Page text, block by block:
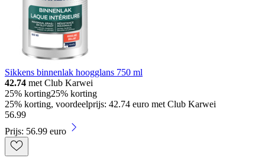
Sikkens binnenlak hoogglans 750 ml
42.74 met Club Karwei
25% korting25% korting
25% korting, voordeelprijs: 42.74 euro met Club Karwei
56.99
Prijs: 56.99 euro